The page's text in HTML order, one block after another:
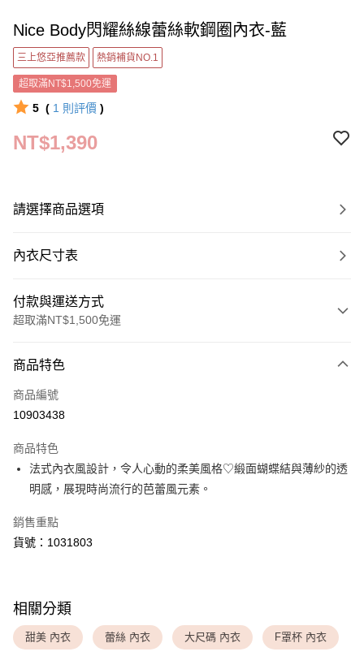
Nice Body閃耀絲線蕾絲軟鋼圈內衣-藍
三上悠亞推薦款 熱銷補貨NO.1
超取滿NT$1,500免運
5 ( 1 則評價 )
NT$1,390
請選擇商品選項
內衣尺寸表
付款與運送方式
超取滿NT$1,500免運
信用卡一次付款
超商取貨付款
Apple Pay
全家取貨付款
每筆NT$80，滿NT$1,500(含以上)免運費
<無合作配送請勿選取>萊爾富取貨付款
商品特色
商品編號
10903438
商品特色
法式內衣風設計，令人心動的柔美風格♡緞面蝴蝶結與薄紗的透
明感，展現時尚流行的芭蕾風元素。
銷售重點
貨號：1031803
相關分類
甜美 內衣 蕾絲 內衣 大尺碼 內衣 F罩杯 內衣